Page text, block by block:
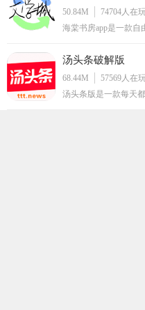
50.84M 74704人在
海棠书房app是一款自
汤头条破解版
68.44M 57569人在
汤头条版是一款每天